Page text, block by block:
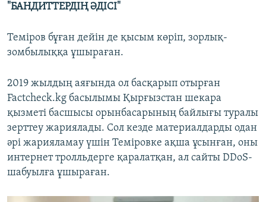
"БАНДИТТЕРДІҢ ӘДІСІ"
Теміров бұған дейін де қысым көріп, зорлық-
зомбылыққа ұшыраған.
2019 жылдың аяғында ол басқарып отырған
Factcheck.kg басылымы Қырғызстан шекара
қызметі басшысы орынбасарының байлығы туралы
зерттеу жариялады. Сол кезде материалдарды одан
әрі жарияламау үшін Теміровке ақша ұсынған, оны
интернет тролльдерге қаралатқан, ал сайты DDоS-
шабуылға ұшыраған.